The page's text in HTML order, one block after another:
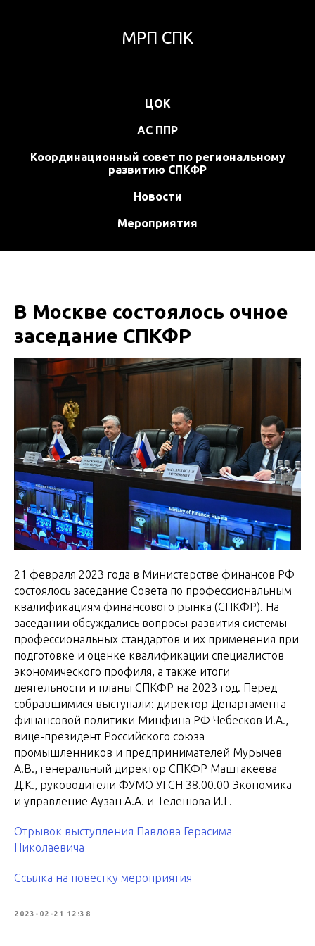
МРП СПК
ЦОК
АС ППР
Координационный совет по региональному
развитию СПКФР
Новости
Мероприятия
В Москве состоялось очное
заседание СПКФР
21 февраля 2023 года в Министерстве финансов РФ
состоялось заседание Совета по профессиональным
квалификациям финансового рынка (СПКФР). На
заседании обсуждались вопросы развития системы
профессиональных стандартов и их применения при
подготовке и оценке квалификации специалистов
экономического профиля, а также итоги
деятельности и планы СПКФР на 2023 год. Перед
собравшимися выступали: директор Департамента
финансовой политики Минфина РФ Чебесков И.А.,
вице-президент Российского союза
промышленников и предпринимателей Мурычев
А.В., генеральный директор СПКФР Маштакеева
Д.К., руководители ФУМО УГСН 38.00.00 Экономика
и управление Аузан А.А. и Телешова И.Г.
Отрывок выступления Павлова Герасима
Николаевича
Ссылка на повестку мероприятия
2023-02-21 12:38